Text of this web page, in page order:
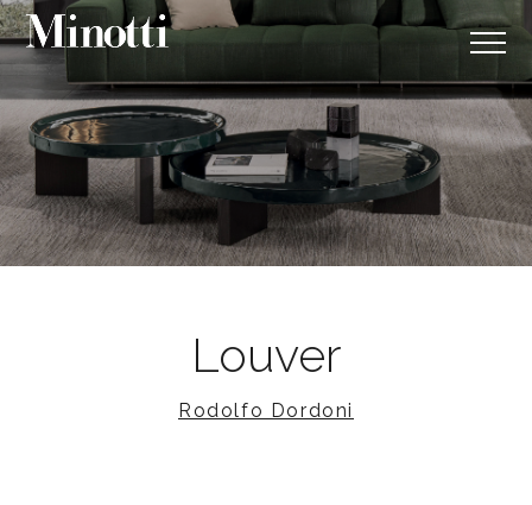
Louver
Rodolfo Dordoni